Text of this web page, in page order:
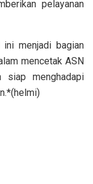
pelayanan
ini menjadi bagian
mencetak ASN
siap menghadapi